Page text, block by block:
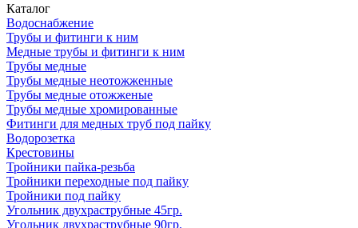
Каталог
Водоснабжение
Трубы и фитинги к ним
Медные трубы и фитинги к ним
Трубы медные
Трубы медные неотожженные
Трубы медные отожженые
Трубы медные хромированные
Фитинги для медных труб под пайку
Водорозетка
Крестовины
Тройники пайка-резьба
Тройники переходные под пайку
Тройники под пайку
Угольник двухраструбные 45гр.
Угольник двухраструбные 90гр.